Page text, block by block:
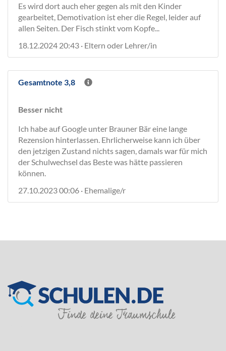
Es wird dort auch eher gegen als mit den Kinder
gearbeitet, Demotivation ist eher die Regel, leider auf
allen Seiten. Der Fisch stinkt vom Kopfe...
18.12.2024 20:43 · Eltern oder Lehrer/in
Gesamtnote 3,8
Besser nicht
Ich habe auf Google unter Brauner Bär eine lange
Rezension hinterlassen. Ehrlicherweise kann ich über
den jetzigen Zustand nichts sagen, damals war für mich
der Schulwechsel das Beste was hätte passieren
können.
27.10.2023 00:06 · Ehemalige/r